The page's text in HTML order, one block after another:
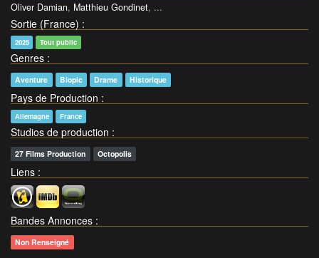
Oliver Damian, Matthieu Gondinet, ...
Sortie (France) :
2025 Tout public
Genres :
Aventure Biopic Drame Historique
Pays de Production :
Allemagne France
Studios de production :
27 Films Production Octopolis
Liens :
Bandes Annonces :
Non Renseigné